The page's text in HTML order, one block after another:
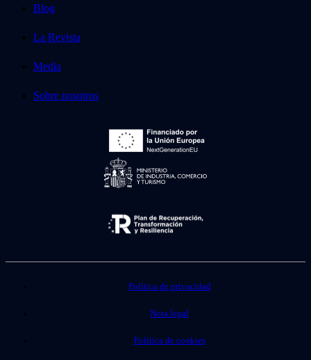
Blog
La Revista
Media
Sobre nosotros
Política de privacidad
Nota legal
Política de cookies